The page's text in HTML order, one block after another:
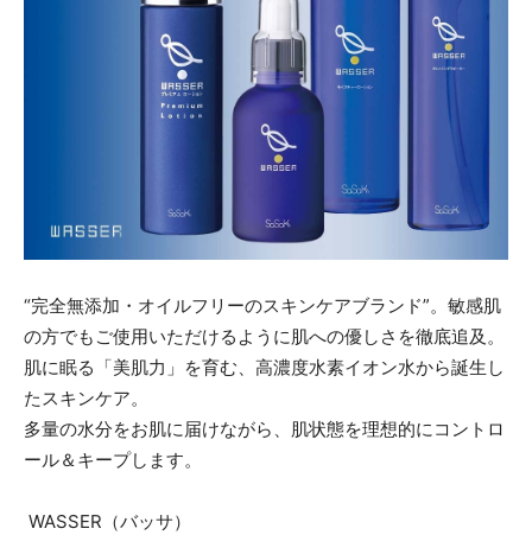
“完全無添加・オイルフリーのスキンケアブランド”。敏感肌
の方でもご使用いただけるように肌への優しさを徹底追及。
肌に眠る「美肌力」を育む、高濃度水素イオン水から誕生し
たスキンケア。
多量の水分をお肌に届けながら、肌状態を理想的にコントロ
ール＆キープします。
WASSER（バッサ）